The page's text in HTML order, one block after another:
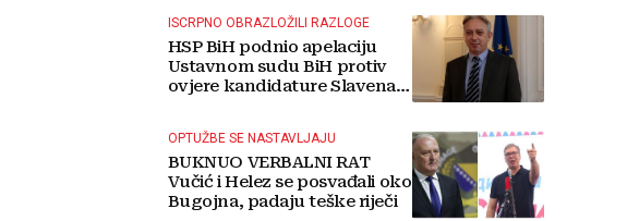
ISCRPNO OBRAZLOŽILI RAZLOGE
HSP BiH podnio apelaciju
Ustavnom sudu BiH protiv
ovjere kandidature Slavena
OPTUŽBE SE NASTAVLJAJU
BUKNUO VERBALNI RAT
Vučić i Helez se posvađali oko
Bugojna, padaju teške riječi